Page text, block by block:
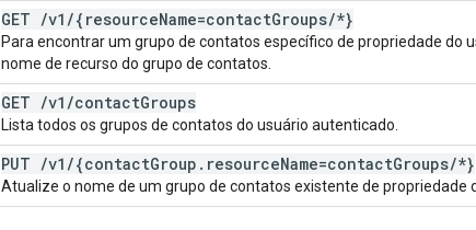
GET /v1 /{resourceName=contactGroups/*}
Para encontrar um grupo de contatos específico de propriedade do
nome de recurso do grupo de contatos.
GET /v1 /contactGroups
Lista todos os grupos de contatos do usuário autenticado.
PUT /v1 /{contactGroup . resourceName=contactGroups/*}
Atualize o nome de um grupo de contatos existente de propriedade